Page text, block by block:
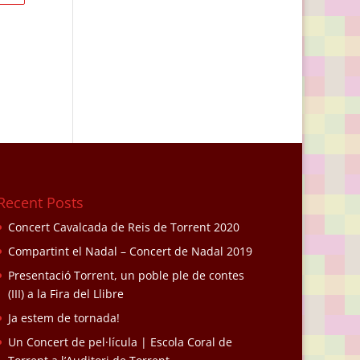
Posts
Concert Cavalcada de Reis de Torrent 2020
Compartint el Nadal – Concert de Nadal 2019
Presentació Torrent, un poble ple de contes
(III) a la Fira del Llibre
Ja estem de tornada!
Un Concert de pel·lícula | Escola Coral de